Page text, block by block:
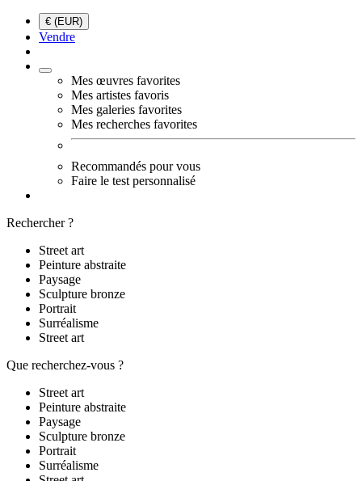
€ (EUR)
Vendre
Mes œuvres favorites
Mes artistes favoris
Mes galeries favorites
Mes recherches favorites
Recommandés pour vous
Faire le test personnalisé
Rechercher ?
Street art
Peinture abstraite
Paysage
Sculpture bronze
Portrait
Surréalisme
Street art
Que recherchez-vous ?
Street art
Peinture abstraite
Paysage
Sculpture bronze
Portrait
Surréalisme